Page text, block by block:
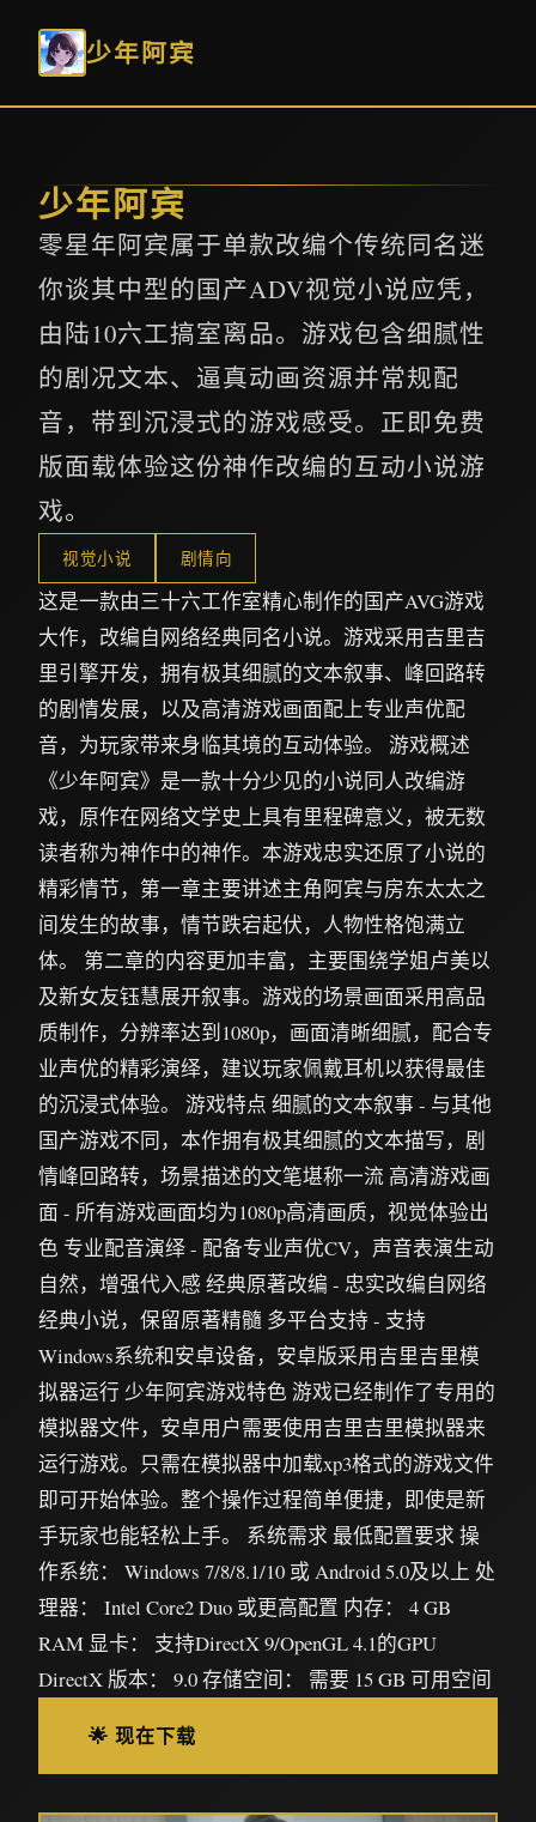
少年阿宾
少年阿宾
零星年阿宾属于单款改编个传统同名迷
你谈其中型的国产ADV视觉小说应凭，
由陆10六工搞室离品。游戏包含细腻性
的剧况文本、逼真动画资源并常规配
音，带到沉浸式的游戏感受。正即免费
版面载体验这份神作改编的互动小说游
戏。
视觉小说 剧情向
这是一款由三十六工作室精心制作的国产AVG游戏
大作，改编自网络经典同名小说。游戏采用吉里吉
里引擎开发，拥有极其细腻的文本叙事、峰回路转
的剧情发展，以及高清游戏画面配上专业声优配
音，为玩家带来身临其境的互动体验。 游戏概述
《少年阿宾》是一款十分少见的小说同人改编游
戏，原作在网络文学史上具有里程碑意义，被无数
读者称为神作中的神作。本游戏忠实还原了小说的
精彩情节，第一章主要讲述主角阿宾与房东太太之
间发生的故事，情节跌宕起伏，人物性格饱满立
体。 第二章的内容更加丰富，主要围绕学姐卢美以
及新女友钰慧展开叙事。游戏的场景画面采用高品
质制作，分辨率达到1080p，画面清晰细腻，配合专
业声优的精彩演绎，建议玩家佩戴耳机以获得最佳
的沉浸式体验。 游戏特点 细腻的文本叙事 - 与其他
国产游戏不同，本作拥有极其细腻的文本描写，剧
情峰回路转，场景描述的文笔堪称一流 高清游戏画
面 - 所有游戏画面均为1080p高清画质，视觉体验出
色 专业配音演绎 - 配备专业声优CV，声音表演生动
自然，增强代入感 经典原著改编 - 忠实改编自网络
经典小说，保留原著精髓 多平台支持 - 支持
Windows系统和安卓设备，安卓版采用吉里吉里模
拟器运行 少年阿宾游戏特色 游戏已经制作了专用的
模拟器文件，安卓用户需要使用吉里吉里模拟器来
运行游戏。只需在模拟器中加载xp3格式的游戏文件
即可开始体验。整个操作过程简单便捷，即使是新
手玩家也能轻松上手。 系统需求 最低配置要求 操
作系统： Windows 7/8/8.1/10 或 Android 5.0及以上 处
理器： Intel Core2 Duo 或更高配置 内存： 4 GB
RAM 显卡： 支持DirectX 9/OpenGL 4.1的GPU
DirectX 版本： 9.0 存储空间： 需要 15 GB 可用空间
🌟 现在下载